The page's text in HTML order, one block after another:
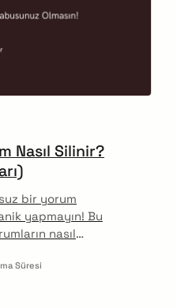
Nasıl Silinir?
bir yorum
yapmayın! Bu
nasıl
hale
birlikte
Süresi